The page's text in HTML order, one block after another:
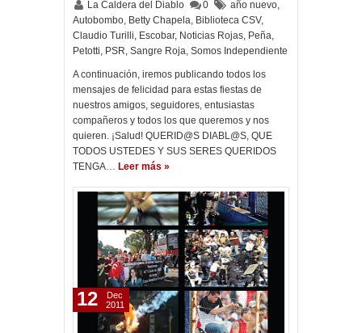
La Caldera del Diablo 0 año nuevo,
Autobombo, Betty Chapela, Biblioteca CSV,
Claudio Turilli, Escobar, Noticias Rojas, Peña,
Petotti, PSR, Sangre Roja, Somos Independiente
A continuación, iremos publicando todos los
mensajes de felicidad para estas fiestas de
nuestros amigos, seguidores, entusiastas
compañeros y todos los que queremos y nos
quieren. ¡Salud! QUERID@S DIABL@S, QUE
TODOS USTEDES Y SUS SERES QUERIDOS
TENGA… Leer más »
12
Dec
2011